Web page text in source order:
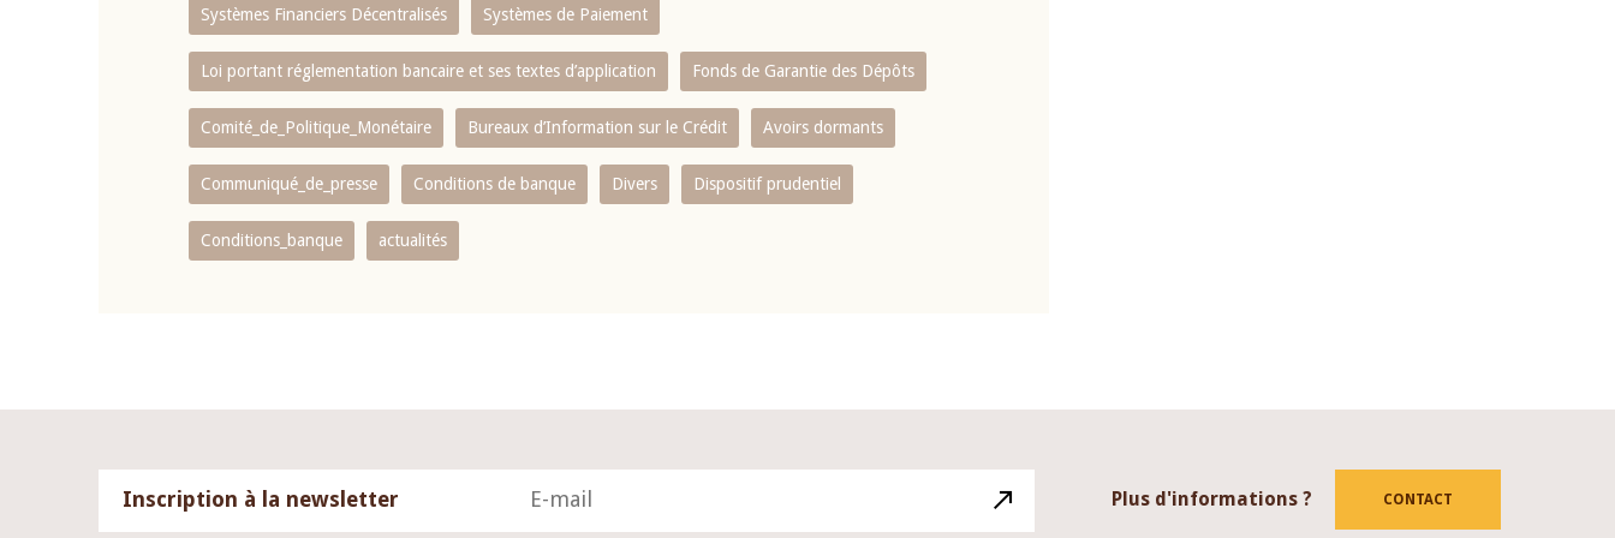
Systèmes Financiers Décentralisés Systèmes de Paiement
Loi portant réglementation bancaire et ses textes d’application Fonds de Garantie des Dépôts
Comité_de_Politique_Monétaire Bureaux d’Information sur le Crédit Avoirs dormants
Communiqué_de_presse Conditions de banque Divers Dispositif prudentiel
Conditions_banque actualités
Inscription à la newsletter Plus d'informations ? CONTACT